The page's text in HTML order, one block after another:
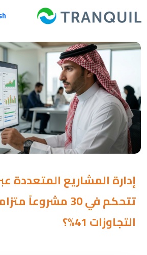
تتحكم في 30
التجاوزات 41%؟